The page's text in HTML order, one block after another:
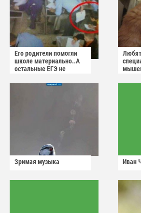
Его родители помогли
школе материально..А
остальные ЕГЭ не
Зримая музыка Иван